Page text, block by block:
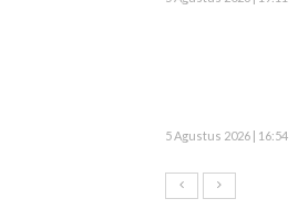
5 Agustus 2026 | 16:54